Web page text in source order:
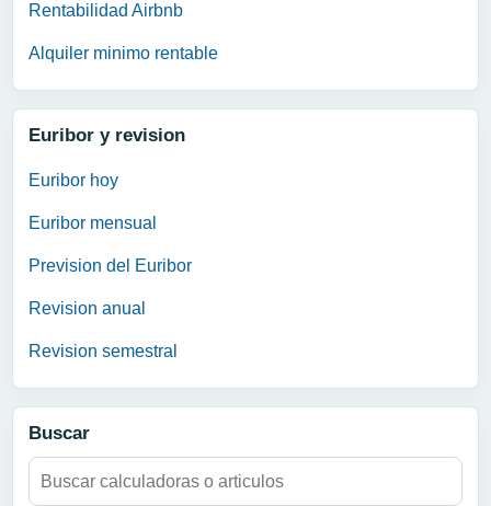
Rentabilidad Airbnb
Alquiler minimo rentable
Euribor y revision
Euribor hoy
Euribor mensual
Prevision del Euribor
Revision anual
Revision semestral
Buscar
Buscar: